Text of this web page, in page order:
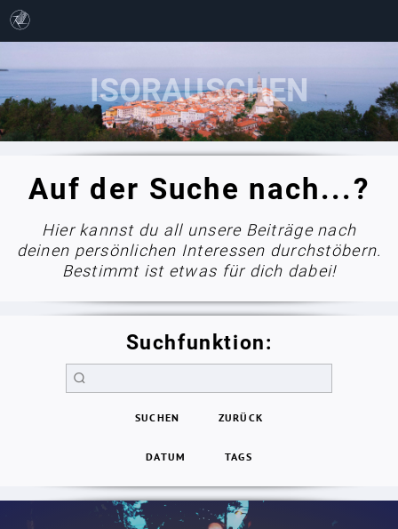
Auf der Suche nach...?
Hier kannst du all unsere Beiträge nach
deinen persönlichen Interessen durchstöbern.
Bestimmt ist etwas für dich dabei!
Suchfunktion:
SUCHEN ZURÜCK
DATUM TAGS